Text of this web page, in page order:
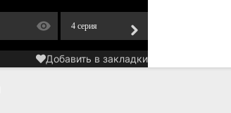
4 серия
Добавить в закладки